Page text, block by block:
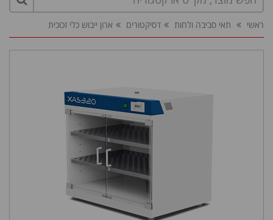
ראשי תאי סביבה ולחות דסיקטורים ארון ייבוש כלי זכוכית